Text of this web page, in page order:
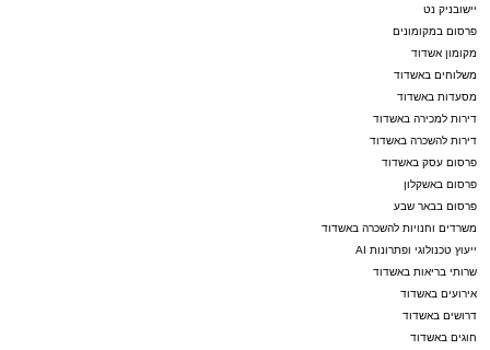
יישובניק נט
פרסום במקומונים
מקומון אשדוד
משלוחים באשדוד
מסעדות באשדוד
דירות למכירה באשדוד
דירות להשכרה באשדוד
פרסום עסק באשדוד
פרסום באשקלון
פרסום בבאר שבע
משרדים וחנויות להשכרה באשדוד
ייעוץ טכנולוגי ופתרונות AI
שרותי בריאות באשדוד
אירועים באשדוד
דרושים באשדוד
חוגים באשדוד